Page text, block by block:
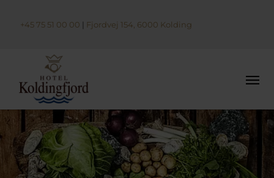
+45 75 51 00 00 | Fjordvej 154, 6000 Kolding